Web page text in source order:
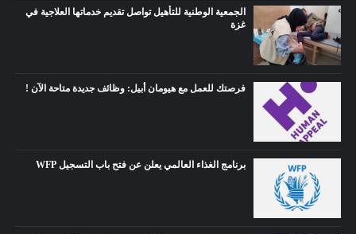
الجمعية الوطنية للتأهيل تواصل تقديم خدماتها العلاجية في
غزة
فرصتك للعمل مع هيومان أبيل: وظائف جديدة متاحة الآن !
برنامج الغذاء العالمي يعلن عن فتح باب التسجيل WFP